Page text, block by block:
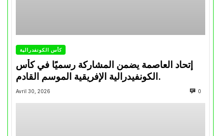
كأس الكونفدرالية
إتحاد العاصمة يضمن المشاركة رسميًا في كأس
الكونفيدرالية الإفريقية الموسم القادم.
Avril 30, 2026 0